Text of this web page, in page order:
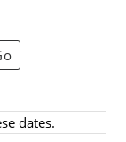
dates.